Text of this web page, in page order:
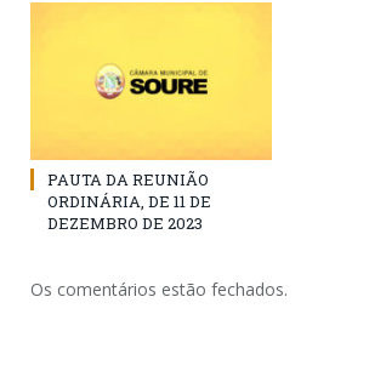
PAUTA DA REUNIÃO
ORDINÁRIA, DE 11 DE
DEZEMBRO DE 2023
Os comentários estão fechados.